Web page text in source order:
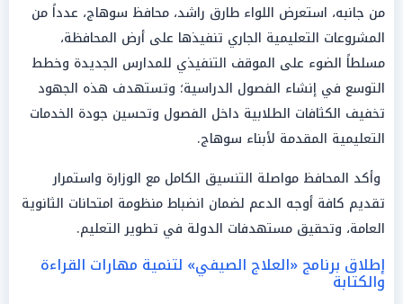
من جانبه، استعرض اللواء طارق راشد، محافظ سوهاج، عدداً من
المشروعات التعليمية الجاري تنفيذها على أرض المحافظة،
مسلطاً الضوء على الموقف التنفيذي للمدارس الجديدة وخطط
التوسع في إنشاء الفصول الدراسية؛ وتستهدف هذه الجهود
تخفيف الكثافات الطلابية داخل الفصول وتحسين جودة الخدمات
التعليمية المقدمة لأبناء سوهاج.
وأكد المحافظ مواصلة التنسيق الكامل مع الوزارة واستمرار
تقديم كافة أوجه الدعم لضمان انضباط منظومة امتحانات الثانوية
العامة، وتحقيق مستهدفات الدولة في تطوير التعليم.
إطلاق برنامج «العلاج الصيفي» لتنمية مهارات القراءة
والكتابة